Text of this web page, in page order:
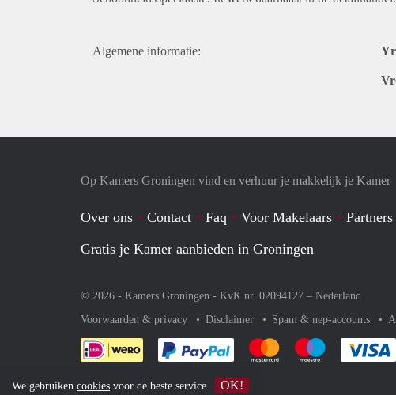
Algemene informatie:
Op Kamers Groningen vind en verhuur je makkelijk je Kamer
Over ons Contact Faq Voor Makelaars
Partners
Gratis je Kamer aanbieden in Groningen
© 2026 - Kamers Groningen - KvK nr. 02094127 – Nederland
Voorwaarden & privacy
Disclaimer Spam & nep-accounts
Je rekent gemakkelijk af met Paypal
Je rekent gemakkelijk af
Je rekent
We gebruiken cookies voor de beste service OK!